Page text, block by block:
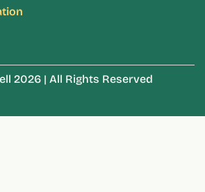
2026 | All Rights Reserved